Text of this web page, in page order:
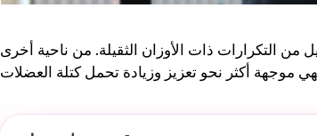
التكرارات ذات الأوزان الثقيلة. من ناحية أخرى
على الطريق - موصى به
الحصول على صحة أفضل. ❤️